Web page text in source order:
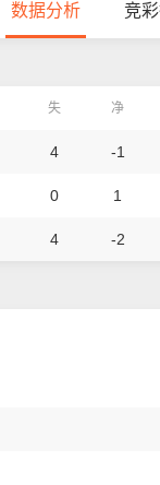
数据分析 竞
失 净
4 -1
0 1
4 -2